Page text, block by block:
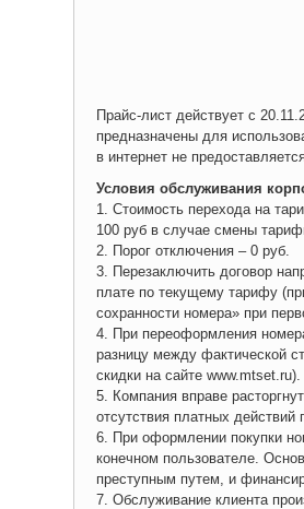
Прайс-лист действует с
предназначены для
в интернет не
Условия обслуживания
1. Стоимость перехода на
100 руб в случае смены
2. Порог отключения – 0 руб.
3. Перезаключить договор
плате по текущему тарифу
сохранности номера» при
4. При переоформления
разницу между фактической
скидки на сайте www.mtset.ru).
5. Компания вправе
отсутствия платных действий
6. При оформлении покупки
конечном пользователе.
преступным путем, и
7. Обслуживание клиента